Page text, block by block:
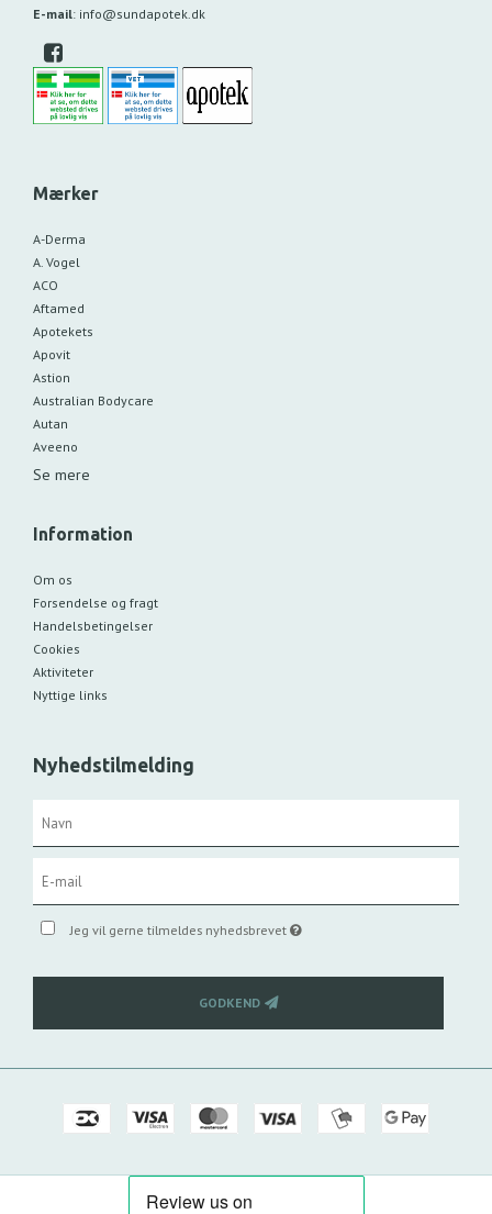
E-mail: info@sundapotek.dk
Mærker
A-Derma
A. Vogel
ACO
Aftamed
Apotekets
Apovit
Astion
Australian Bodycare
Autan
Aveeno
Se mere
Information
Om os
Forsendelse og fragt
Handelsbetingelser
Cookies
Aktiviteter
Nyttige links
Nyhedstilmelding
Jeg vil gerne tilmeldes nyhedsbrevet
GODKEND